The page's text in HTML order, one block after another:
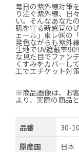
毎日の紫外線対策
り注ぐ紫外線、日
い。そんなあなた
肌を守る新感覚の
ェール」東レ㈱の
発色ながらも紫外
生地でUV遮蔽率
な見た目でファン
くすみをカバーし
工でエチケット対
※商品画像は、お
より、実際の商品
品番
30-
原産国
日本